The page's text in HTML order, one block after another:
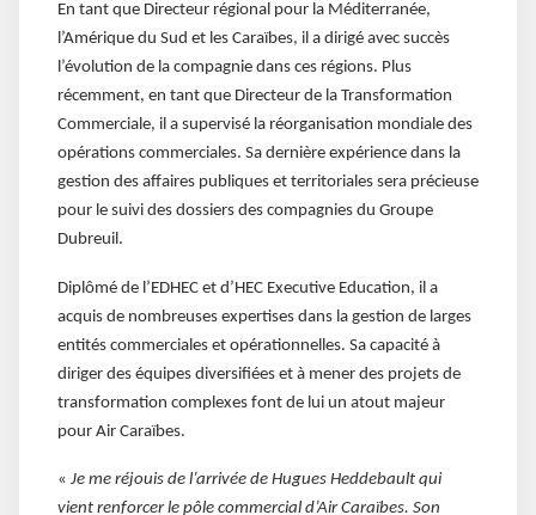
En tant que Directeur régional pour la Méditerranée,
l’Amérique du Sud et les Caraïbes, il a dirigé avec succès
l’évolution de la compagnie dans ces régions. Plus
récemment, en tant que Directeur de la Transformation
Commerciale, il a supervisé la réorganisation mondiale des
opérations commerciales. Sa dernière expérience dans la
gestion des affaires publiques et territoriales sera précieuse
pour le suivi des dossiers des compagnies du Groupe
Dubreuil.
Diplômé de l’EDHEC et d’HEC Executive Education, il a
acquis de nombreuses expertises dans la gestion de larges
entités commerciales et opérationnelles. Sa capacité à
diriger des équipes diversifiées et à mener des projets de
transformation complexes font de lui un atout majeur
pour Air Caraïbes.
« Je me réjouis de l’arrivée de Hugues Heddebault qui
vient renforcer le pôle commercial d’Air Caraïbes. Son